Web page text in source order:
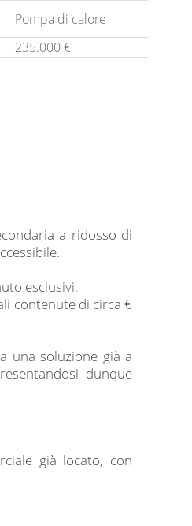
Pompa di calore
235.000 €
a ridosso di
esclusivi.
contenute di circa €
una soluzione già a
dunque
già locato, con